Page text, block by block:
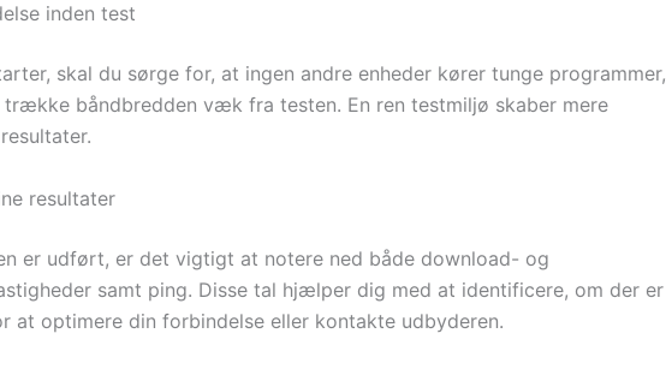
inden test
skal du sørge for, at ingen andre enheder kører tunge programmer,
trække båndbredden væk fra testen. En ren testmiljø skaber mere
resultater
er udført, er det vigtigt at notere ned både download- og
samt ping. Disse tal hjælper dig med at identificere, om der er
at optimere din forbindelse eller kontakte udbyderen.